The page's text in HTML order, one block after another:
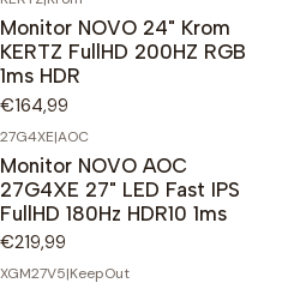
Monitor NOVO 24" Krom
KERTZ FullHD 200HZ RGB
1ms HDR
€164,99
27G4XE|AOC
Monitor NOVO AOC
27G4XE 27" LED Fast IPS
FullHD 180Hz HDR10 1ms
€219,99
XGM27V5|KeepOut